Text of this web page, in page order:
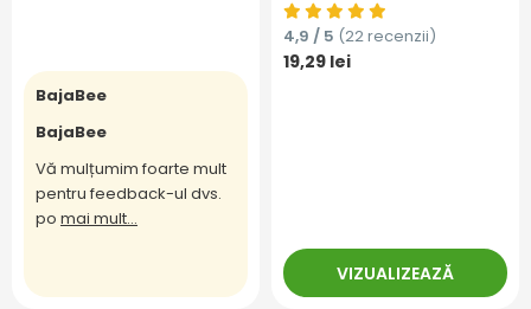
BajaBee
BajaBee
Vă mulțumim foarte mult
pentru feedback-ul dvs.
po mai mult...
4,9 / 5 (22 recenzii)
19,29 lei
VIZUALIZEAZĂ